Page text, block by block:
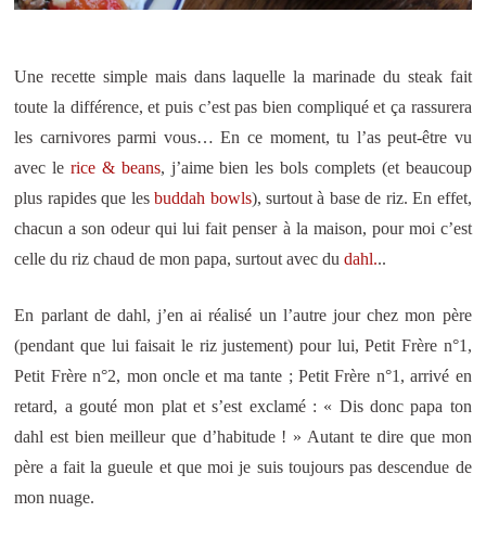
Une recette simple mais dans laquelle la marinade du steak fait
toute la différence, et puis c’est pas bien compliqué et ça rassurera
les carnivores parmi vous… En ce moment, tu l’as peut-être vu
avec lerice & beans, j’aime bien les bols complets (et beaucoup
plus rapides que lesbuddah bowls), surtout à base de riz. En effet,
chacun a son odeur qui lui fait penser à la maison, pour moi c’est
celle du riz chaud de mon papa, surtout avec dudahl...
En parlant de dahl, j’en ai réalisé un l’autre jour chez mon père
(pendant que lui faisait le riz justement) pour lui, Petit Frère n°1,
Petit Frère n°2, mon oncle et ma tante ; Petit Frère n°1, arrivé en
retard, a gouté mon plat et s’est exclamé : « Dis donc papa ton
dahl est bien meilleur que d’habitude ! » Autant te dire que mon
père a fait la gueule et que moi je suis toujours pas descendue de
mon nuage.